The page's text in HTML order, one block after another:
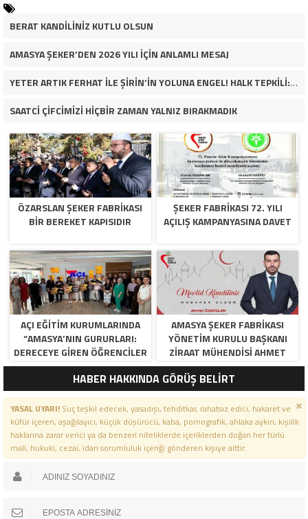
BERAT KANDİLİNİZ KUTLU OLSUN
AMASYA ŞEKER’DEN 2026 YILI İÇİN ANLAMLI MESAJ
YETER ARTIK FERHAT İLE ŞİRİN’İN YOLUNA ENGEL! HALK TEPKİLİ: “YOLU KAPATMAK ÇÖZÜM DEĞİL, GÖREVİNİ YAP!”
SAATCİ ÇİFCİMİZİ HİÇBİR ZAMAN YALNIZ BIRAKMADIK
ÖZARSLAN ŞEKER FABRİKASI
BİR BEREKET KAPISIDIR
ŞEKER FABRİKASI 72. YILI
AÇILIŞ KAMPANYASINA DAVET
AÇI EĞİTİM KURUMLARINDA
“AMASYA’NIN GURURLARI:
DERECEYE GIREN ÖĞRENCILER
İÇIN ANLAMLI TÖREN”
AMASYA ŞEKER FABRIKASI
YÖNETIM KURULU BAŞKANI
ZIRAAT MÜHENDISI AHMET
ÖZARSLAN’IN MEVLID KANDILI
MESAJI
HABER HAKKINDA GÖRÜŞ BELİRT
YASAL UYARI!Suç teşkil edecek, yasadışı, tehditkar, rahatsız edici, hakaret ve
küfür içeren, aşağılayıcı, küçük düşürücü, kaba, pornografik, ahlaka aykırı, kişilik
haklarına zarar verici ya da benzeri niteliklerde içeriklerden doğan her türlü
mali, hukuki, cezai, idari sorumluluk içeriği gönderen kişiye aittir.